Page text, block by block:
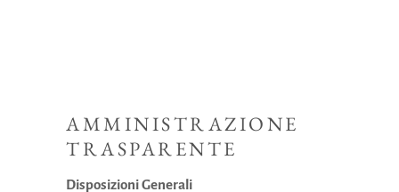
AMMINISTRAZIONE
TRASPARENTE
Disposizioni Generali